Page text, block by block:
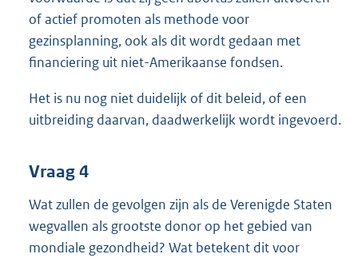
of actief promoten als methode voor
gezinsplanning, ook als dit wordt gedaan met
financiering uit niet-Amerikaanse fondsen.
Het is nu nog niet duidelijk of dit beleid, of een
uitbreiding daarvan, daadwerkelijk wordt ingevoerd.
Vraag 4
Wat zullen de gevolgen zijn als de Verenigde Staten
wegvallen als grootste donor op het gebied van
mondiale gezondheid? Wat betekent dit voor